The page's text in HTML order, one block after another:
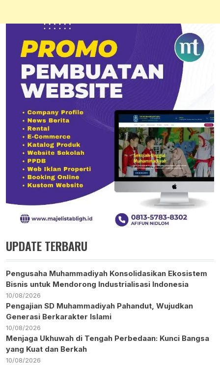
UPDATE TERBARU
Pengusaha Muhammadiyah Konsolidasikan Ekosistem
Bisnis untuk Mendorong Industrialisasi Indonesia
10/08/2026
Pengajian SD Muhammadiyah Pahandut, Wujudkan
Generasi Berkarakter Islami
10/08/2026
Menjaga Ukhuwah di Tengah Perbedaan: Kunci Bangsa
yang Kuat dan Berkah
10/08/2026